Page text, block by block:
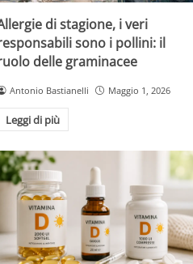
di stagione, i veri
sono i pollini: il
delle graminacee
Antonio Bastianelli Maggio 1, 2026
Leggi di più